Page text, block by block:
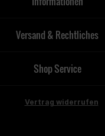
Versand & Rechtliches
Shop Service
Vertrag widerrufen